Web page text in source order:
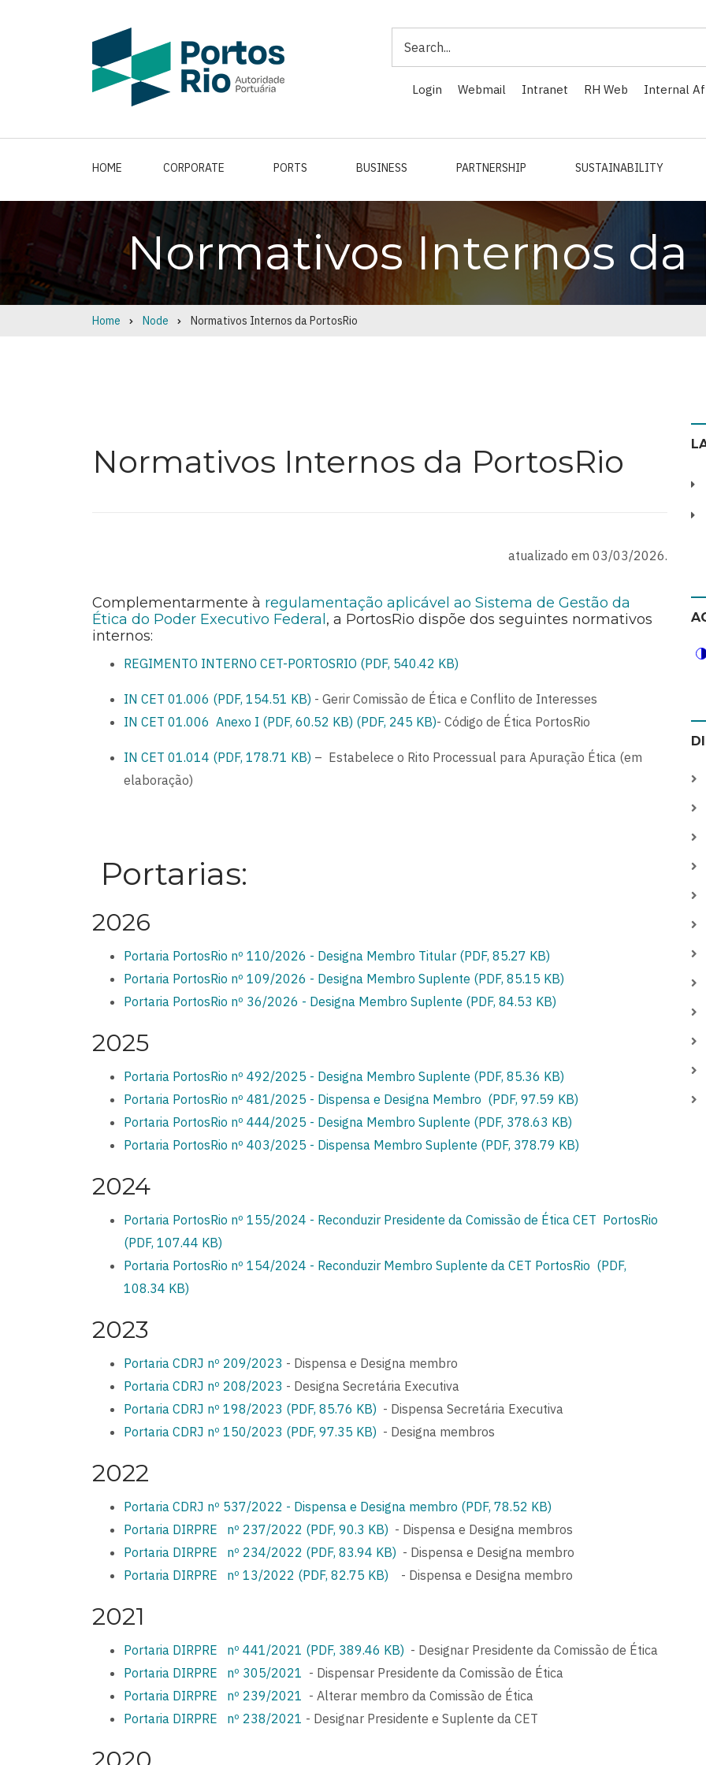
Login Webmail Intranet RH Web Internal
HOME CORPORATE PORTS BUSINESS PARTNERSHIP SUSTAINABILITY
Normativos Internos da
Home Node Normativos Internos da PortosRio
Normativos Internos da PortosRio
atualizado em 03/03/2026.
Complementarmente à regulamentação aplicável ao Sistema de Gestão da
Ética do Poder Executivo Federal , a PortosRio dispõe dos seguintes normativos
internos:
REGIMENTO INTERNO CET-PORTOSRIO (PDF, 540.42 KB)
IN CET 01.006 (PDF, 154.51 KB) - Gerir Comissão de Ética e Conflito de Interesses
IN CET 01.006 Anexo I (PDF, 60.52 KB) (PDF, 245 KB)- Código de Ética PortosRio
IN CET 01.014 (PDF, 178.71 KB) – Estabelece o Rito Processual para Apuração Ética (em
elaboração)
Portarias:
2026
Portaria PortosRio nº 110/2026 - Designa Membro Titular (PDF, 85.27 KB)
Portaria PortosRio nº 109/2026 - Designa Membro Suplente (PDF, 85.15 KB)
Portaria PortosRio nº 36/2026 - Designa Membro Suplente (PDF, 84.53 KB)
2025
Portaria PortosRio nº 492/2025 - Designa Membro Suplente (PDF, 85.36 KB)
Portaria PortosRio nº 481/2025 - Dispensa e Designa Membro (PDF, 97.59 KB)
Portaria PortosRio nº 444/2025 - Designa Membro Suplente (PDF, 378.63 KB)
Portaria PortosRio nº 403/2025 - Dispensa Membro Suplente (PDF, 378.79 KB)
2024
Portaria PortosRio nº 155/2024 - Reconduzir Presidente da Comissão de Ética CET PortosRio
(PDF, 107.44 KB)
Portaria PortosRio nº 154/2024 - Reconduzir Membro Suplente da CET PortosRio (PDF,
108.34 KB)
2023
Portaria CDRJ nº 209/2023 - Dispensa e Designa membro
Portaria CDRJ nº 208/2023 - Designa Secretária Executiva
Portaria CDRJ nº 198/2023 (PDF, 85.76 KB) - Dispensa Secretária Executiva
Portaria CDRJ nº 150/2023 (PDF, 97.35 KB) - Designa membros
2022
Portaria CDRJ nº 537/2022 - Dispensa e Designa membro (PDF, 78.52 KB)
Portaria DIRPRE nº 237/2022 (PDF, 90.3 KB) - Dispensa e Designa membros
Portaria DIRPRE nº 234/2022 (PDF, 83.94 KB) - Dispensa e Designa membro
Portaria DIRPRE nº 13/2022 (PDF, 82.75 KB) - Dispensa e Designa membro
2021
Portaria DIRPRE nº 441/2021 (PDF, 389.46 KB) - Designar Presidente da Comissão de Ética
Portaria DIRPRE nº 305/2021 - Dispensar Presidente da Comissão de Ética
Portaria DIRPRE nº 239/2021 - Alterar membro da Comissão de Ética
Portaria DIRPRE nº 238/2021 - Designar Presidente e Suplente da CET